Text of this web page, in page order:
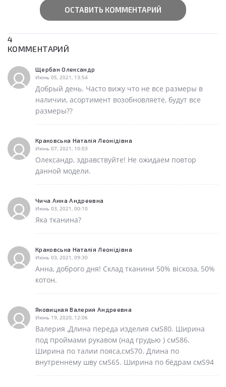
ОСТАВИТЬ КОММЕНТАРИЙ
4
КОММЕНТАРИЙ
Щербан Олександр
Июнь 05, 2021, 13:54
Добрый день. Часто вижу что не все размеры в
наличии, асортимент возобновляете, будут все
размеры??
Краковська Наталія Леонідівна
Июнь 07, 2021, 10:03
Олександр, здравствуйте! Не ожидаем повтор
данной модели.
Чича Анна Андреевна
Июнь 03, 2021, 00:10
Яка тканина?
Краковська Наталія Леонідівна
Июнь 03, 2021, 09:30
Анна, доброго дня! Склад тканини 50% віскоза, 50%
котон.
Яковицкая Валерия Андреевна
Июнь 19, 2020, 12:06
Валерия ,Длина переда изделия смS80. Ширина
под проймами рукавом (над грудью ) смS86.
Ширина по талии пояса,смS70. Длина по
внутреннему шву смS65. Ширина по бёдрам смS94